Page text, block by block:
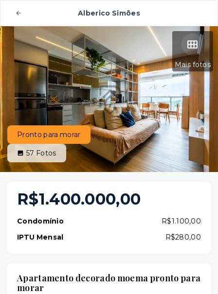
Alberico Simões
Mais fotos
Pronto para morar
57 Fotos
R$1.400.000,00
Condomínio
R$1.100,00
IPTU Mensal
R$280,00
Apartamento decorado moema pronto para
morar